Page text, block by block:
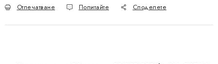
Отпечатване Попитайте Споделете